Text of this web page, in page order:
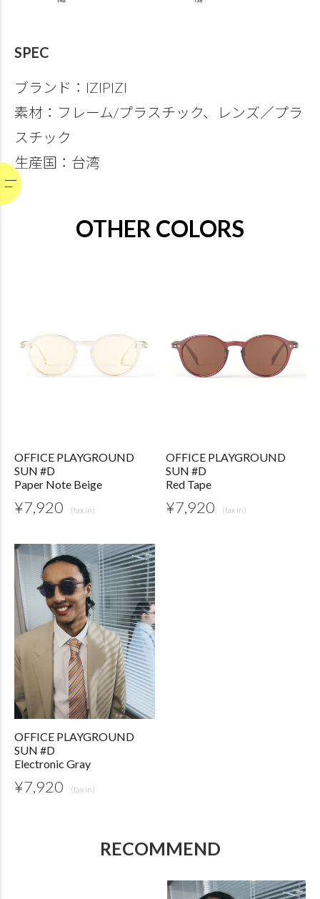
SPEC
ブランド：IZIPIZI
素材：フレーム/プラスチック、レンズ／プラ
スチック
生産国：台湾
OTHER COLORS
OFFICE PLAYGROUND
SUN #D
Paper Note Beige
¥7,920
OFFICE PLAYGROUND
SUN #D
Red Tape
¥7,920
OFFICE PLAYGROUND
SUN #D
Electronic Gray
¥7,920
RECOMMEND